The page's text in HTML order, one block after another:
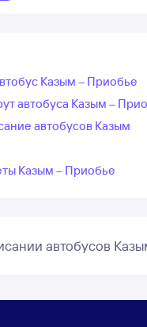
Казым – Приобье
автобуса Казым –
автобусов Казым
Казым – Приобье
автобусов